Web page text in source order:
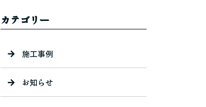
カテゴリー
施工事例
お知らせ